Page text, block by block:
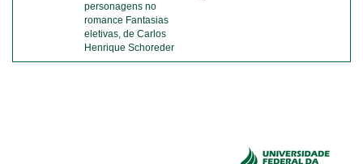
personagens no
romance Fantasias
eletivas, de Carlos
Henrique Schoreder